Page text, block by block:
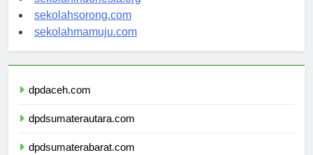
sekolahindonesia.org
sekolahsorong.com